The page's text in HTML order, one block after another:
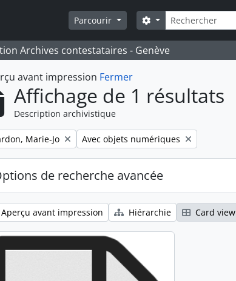
Parcourir
Rechercher
Search options
Archives contestataires - Genève
avant impression Fermer
Affichage de 1 résultats
Description archivistique
filter:
Marie-Jo Remove filter:
Avec objets numériques
de recherche avancée
Aperçu avant impression Hiérarchie Card view